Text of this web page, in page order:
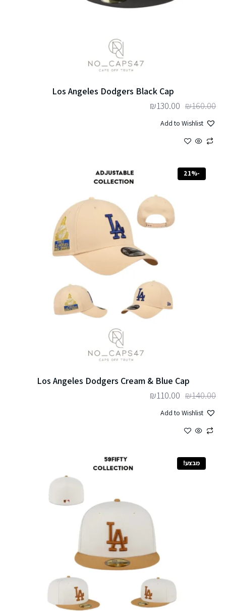
Los Angeles Dodgers Black Cap
₪160.00
₪130.00
Add to Wishlist
Los Angeles Dodgers Cream & Blue Cap
₪140.00
₪110.00
Add to Wishlist
מבצע!